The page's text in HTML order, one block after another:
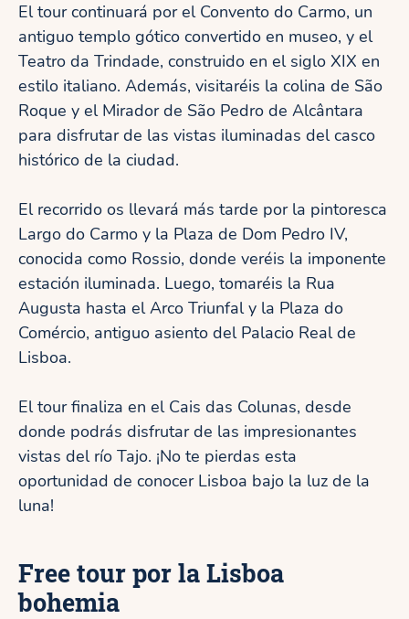
El tour continuará por el Convento do Carmo, un
antiguo templo gótico convertido en museo, y el
Teatro da Trindade, construido en el siglo XIX en
estilo italiano. Además, visitaréis la colina de São
Roque y el Mirador de São Pedro de Alcântara
para disfrutar de las vistas iluminadas del casco
histórico de la ciudad.
El recorrido os llevará más tarde por la pintoresca
Largo do Carmo y la Plaza de Dom Pedro IV,
conocida como Rossio, donde veréis la imponente
estación iluminada. Luego, tomaréis la Rua
Augusta hasta el Arco Triunfal y la Plaza do
Comércio, antiguo asiento del Palacio Real de
Lisboa.
El tour finaliza en el Cais das Colunas, desde
donde podrás disfrutar de las impresionantes
vistas del río Tajo. ¡No te pierdas esta
oportunidad de conocer Lisboa bajo la luz de la
luna!
Free tour por la Lisboa
bohemia